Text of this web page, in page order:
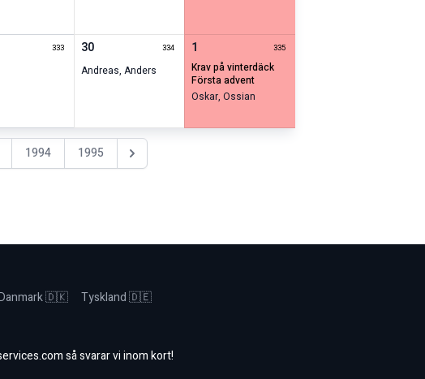
333 30 334
Andreas, Anders
1 335
krav på vinterdäck
första advent
Oskar,Ossian
1994 1995 Nästa år
🇩🇰 Tyskland 🇩🇪
så svarar vi inom kort!